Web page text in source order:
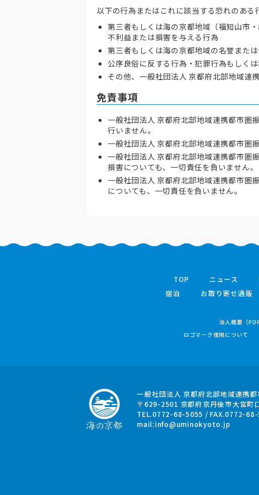
以下の行為またはこれに該当する恐れのある
第三者もしくは海の京都地域（福知山市
不利益または損害を与える行為
第三者もしくは海の京都地域の名誉また
公序良俗に反する行為・犯罪行為もしく
その他、一般社団法人 京都府北部地域連
免責事項
一般社団法人 京都府北部地域連携都市圏
行いません。
一般社団法人 京都府北部地域連携都市圏
一般社団法人 京都府北部地域連携都市圏
損害についても、一切責任を負いません。
一般社団法人 京都府北部地域連携都市圏
についても、一切責任を負いません。
TOP ニュース
宿泊
お取り寄せ通販
法人概要（PDF
ロゴマーク使用について
一般社団法人 京都府北部地域連携
〒629-2501 京都府京丹後市大宮町
TEL.0772-68-5055 / FAX.0772-
mail:info@uminokyoto.jp